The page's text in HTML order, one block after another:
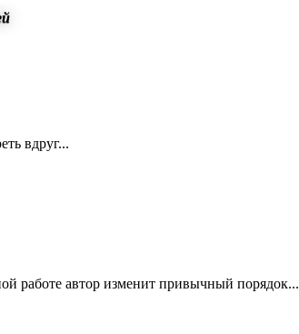
вдруг...
работе автор изменит привычный порядок...